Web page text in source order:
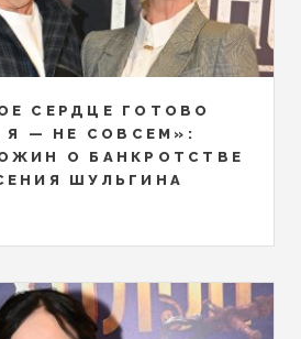
СЕРДЦЕ ГОТОВО
Я — НЕ СОВСЕМ»:
О БАНКРОТСТВЕ
ШУЛЬГИНА